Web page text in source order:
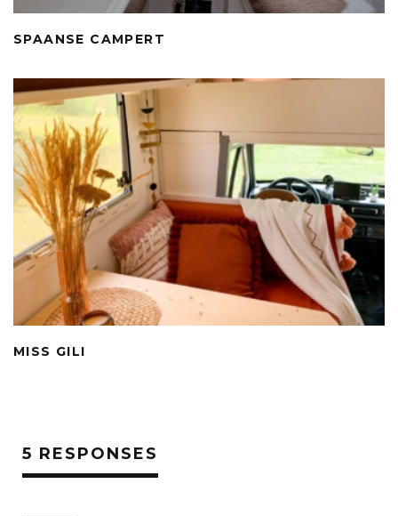
SPAANSE CAMPERT
MISS GILI
5 RESPONSES